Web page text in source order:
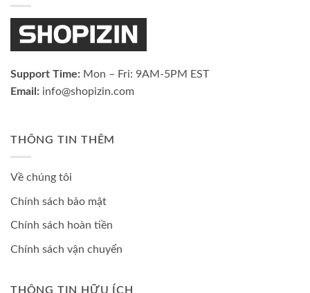
Support Time: Mon – Fri: 9AM-5PM EST
Email: info@shopizin.com
THÔNG TIN THÊM
Về chúng tôi
Chính sách bảo mật
Chính sách hoàn tiền
Chính sách vận chuyển
THÔNG TIN HỮU ÍCH